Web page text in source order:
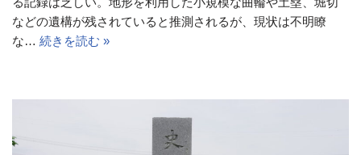
などの遺構が残されていると推測されるが、現状は不明瞭
な… 続きを読む »